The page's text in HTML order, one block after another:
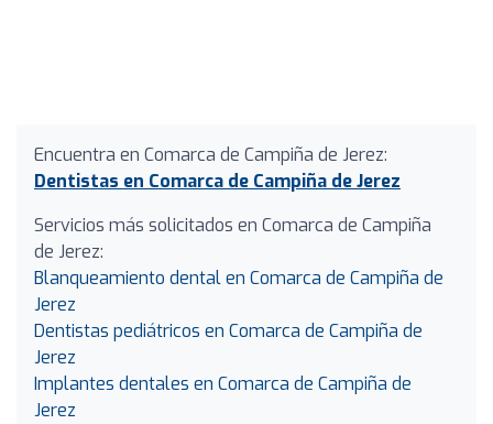
Encuentra en Comarca de Campiña de Jerez:
Dentistas en Comarca de Campiña de Jerez
Servicios más solicitados en Comarca de Campiña
de Jerez:
Blanqueamiento dental en Comarca de Campiña de
Jerez
Dentistas pediátricos en Comarca de Campiña de
Jerez
Implantes dentales en Comarca de Campiña de
Jerez